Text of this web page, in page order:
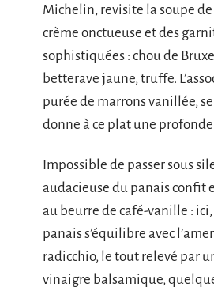
Michelin, revisite la soupe
crème onctueuse et des
sophistiquées : chou de
betterave jaune, truffe.
purée de marrons vanillée,
donne à ce plat une
Impossible de passer sous
audacieuse du panais confit
au beurre de café-vanille :
panais s’équilibre avec
radicchio, le tout relevé par
vinaigre balsamique,